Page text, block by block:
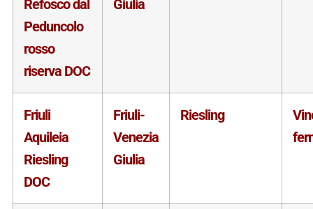
Refosco dal
Peduncolo
rosso
riserva DOC
Giulia
Friuli
Aquileia
Riesling
DOC
Friuli-
Venezia
Giulia
Riesling